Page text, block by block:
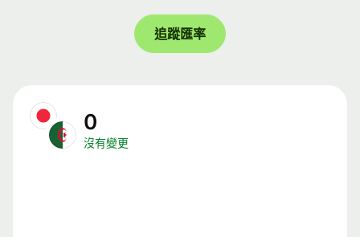
追蹤匯率
0
沒有變更